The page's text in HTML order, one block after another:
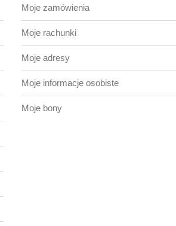
Moje zamówienia
Moje rachunki
Moje adresy
Moje informacje osobiste
Moje bony